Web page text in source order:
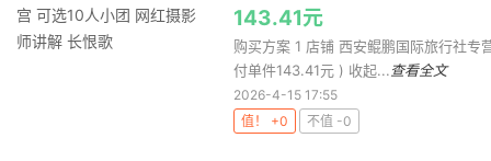
143.41元
购买方案 1 店铺 西安鲲鹏国际旅行社
付单件143.41元 ) 收起... 查看全文
2026-4-15 17:55
值！ +0
不值 -0